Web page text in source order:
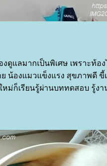
ดูแลมากเป็นพิเศษ เพราะท้อง
องแมวแข็งแรง สุขภาพดี ขี้
ม่ก็เรียนรู้ผ่านบททดสอบ รู้งา